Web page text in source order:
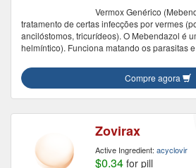
Vermox Genérico
tratamento de certas infecções por vermes
ancilóstomos, tricurídeos). O Mebendazol é
helmíntico). Funciona matando os parasitas
Compre agora
Zovirax
Active Ingredient: acyclovir
$0.34 for pill